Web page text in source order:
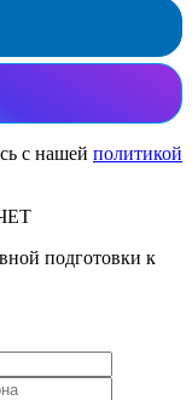
с нашей политикой
подготовки к